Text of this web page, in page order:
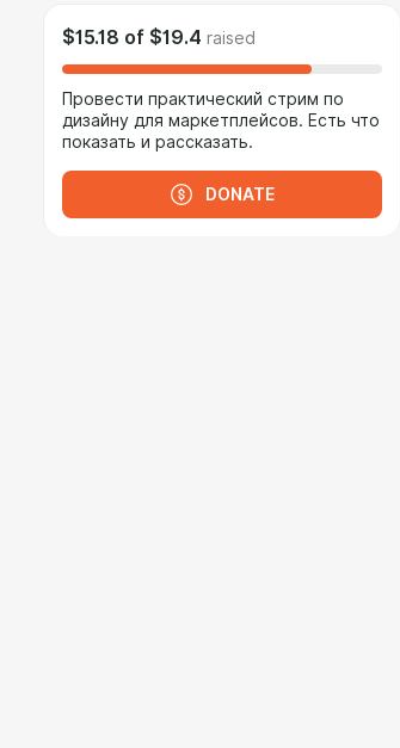
$15.18 of $19.4 raised
Провести практический стрим по
дизайну для маркетплейсов. Есть что
показать и рассказать.
DONATE